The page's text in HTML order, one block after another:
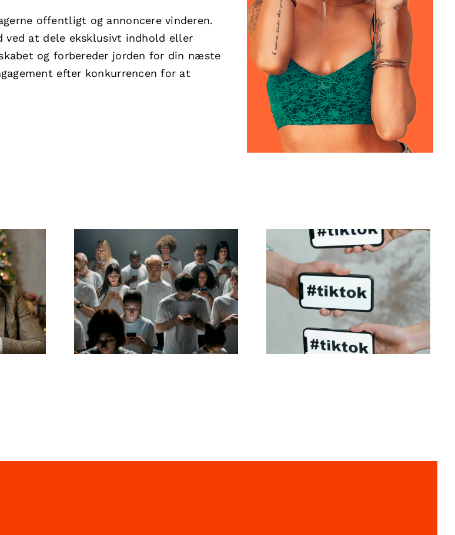
offentligt og annoncere vinderen.
at dele eksklusivt indhold eller
og forbereder jorden for din næste
efter konkurrencen for at
Tips til at designe
flotte Facebook-
annoncer, der
konverterer
De bedste
privatindstillinger for
TikTok i 2024